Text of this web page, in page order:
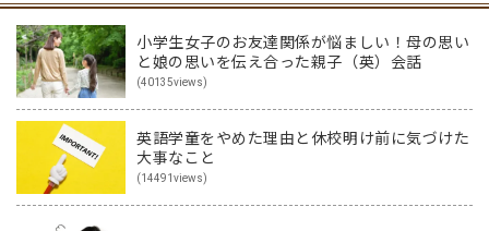
小学生女子のお友達関係が悩ましい！母の思い
と娘の思いを伝え合った親子（英）会話
(40135views)
英語学童をやめた理由と休校明け前に気づけた
大事なこと
(14491views)